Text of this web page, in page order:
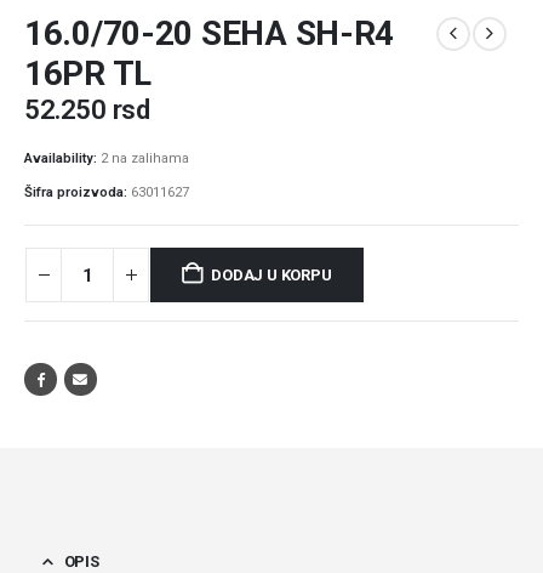
16.0/70-20 SEHA SH-R4
16PR TL
52.250 rsd
Availability: 2 na zalihama
Šifra proizvoda: 63011627
DODAJ U KORPU
OPIS